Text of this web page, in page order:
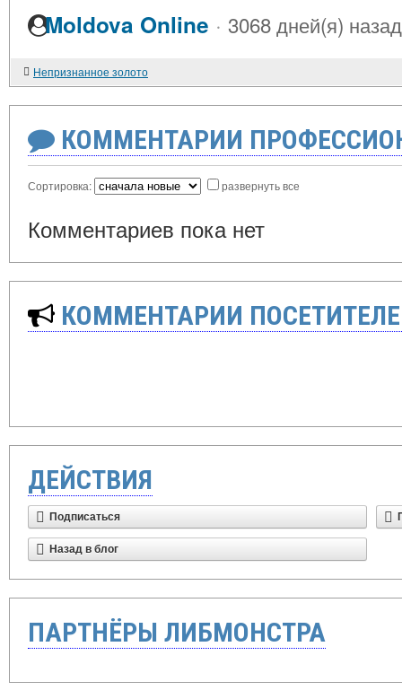
Moldova Online · 3068 дней(я) назад
Непризнанное золото
КОММЕНТАРИИ
Сортировка: развернуть все
Комментариев пока нет
КОММЕНТАРИИ
ДЕЙСТВИЯ
Подписаться
Назад в блог
ПАРТНЁРЫ ЛИБМОНСТРА